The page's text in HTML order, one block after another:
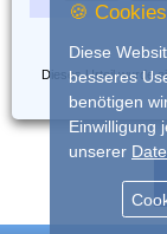
Dieses Urteil wurde
🍪
Diese
besseres
benötigen
Einwilligung
unserer